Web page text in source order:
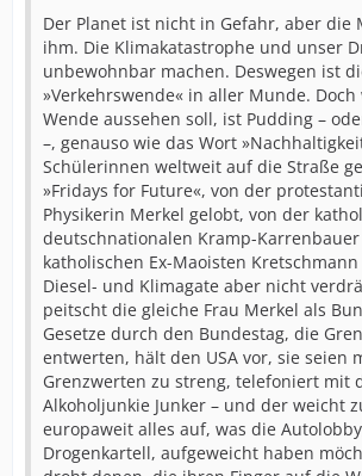
Der Planet ist nicht in Gefahr, aber die
ihm. Die Klimakatastrophe und unser
unbewohnbar machen. Deswegen ist
»Verkehrswende« in aller Munde. Doch
Wende aussehen soll, ist Pudding –
–, genauso wie das Wort
Schülerinnen weltweit auf die Straße
»Fridays for Future«, von der
Physikerin Merkel gelobt, von der
deutschnationalen Kramp-
katholischen Ex-Maoisten
Diesel- und Klimagate aber nicht
peitscht die gleiche Frau Merkel als
Gesetze durch den Bundestag, die
entwerten, hält den USA vor, sie seien
Grenzwerten zu streng, telefoniert mit
Alkoholjunkie Junker – und der weicht
europaweit alles auf, was die
Drogenkartell, aufgeweicht haben